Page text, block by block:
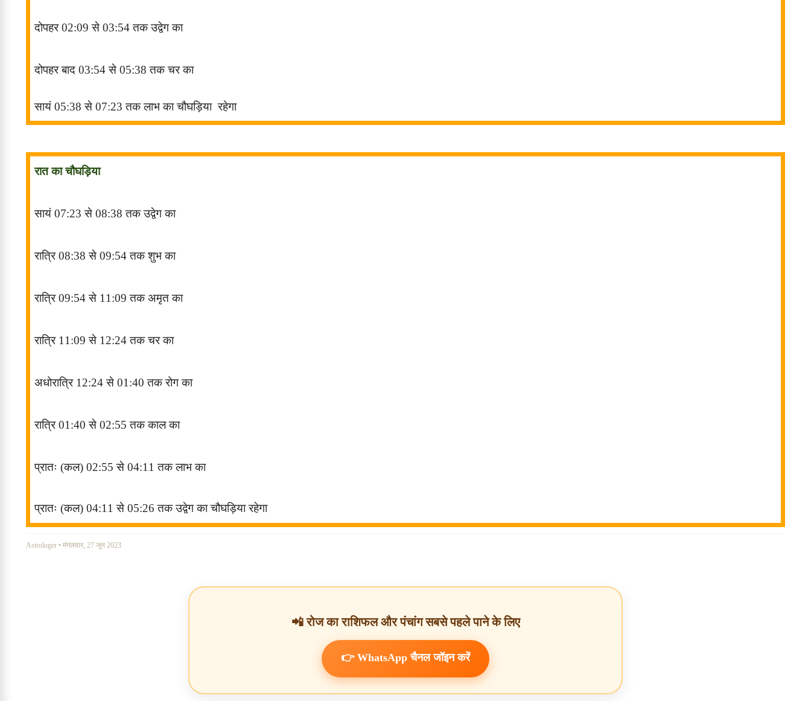
दोपहर02:09से 03:54तक उद्वेग का
दोपहर बाद 03:54से 05:38तक चर का
सायं 05:38से 07:23तक लाभ का चौघड़िया रहेगा
रात का चौघड़िया
सायं 07:23से 08:38तक उद्वेग का
रात्रि08:38से 09:54तक शुभ का
रात्रि09:54 से 11:09तक अमृत का
रात्रि 11:09से 12:24तक चर का
अधोरात्रि 12:24से 01:40तक रोग का
रात्रि01:40से 02:55तक काल का
प्रातः (कल) 02:55से 04:11तक लाभ का
प्रातः (कल) 04:11से 05:26तक उद्वेग का चौघड़िया रहेगा
Astrologer • मंगलवार, 27 जून 2023
📲 रोज का राशिफल और पंचांग सबसे पहले पाने के लिए
👉 WhatsApp चैनल जॉइन करें